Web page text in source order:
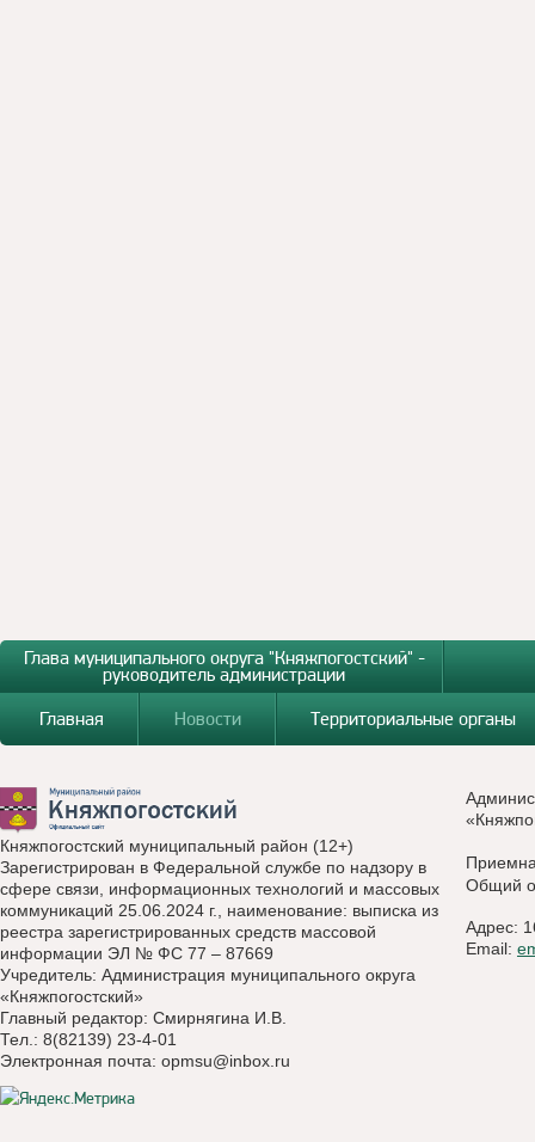
Глава муниципального округа "Княжпогостский" -
руководитель администрации
Главная
Новости Территориальные органы
Княжпогостский муниципальный район (12+)
Зарегистрирован в Федеральной службе по надзору в
сфере связи, информационных технологий и массовых
коммуникаций 25.06.2024 г., наименование: выписка из
реестра зарегистрированных средств массовой
информации ЭЛ № ФС 77 – 87669
Учредитель: Администрация муниципального округа
«Княжпогостский»
Главный редактор: Смирнягина И.В.
Тел.: 8(82139) 23-4-01
Электронная почта: opmsu@inbox.ru
Общий
Адрес:
Email: